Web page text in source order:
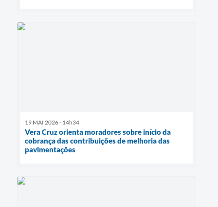
19 MAI 2026 - 14h34
Vera Cruz orienta moradores sobre início da
cobrança das contribuições de melhoria das
pavimentações